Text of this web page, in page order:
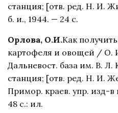
станция; [отв. ред. Н. И.
б. и., 1944. — 24 с.
Орлова, О.И.Как
картофеля и овощей / О.
Дальневост. база им. В.
станция; [отв. ред. Н. И.
Примор. краев. упр. изд-
48 с.: ил.